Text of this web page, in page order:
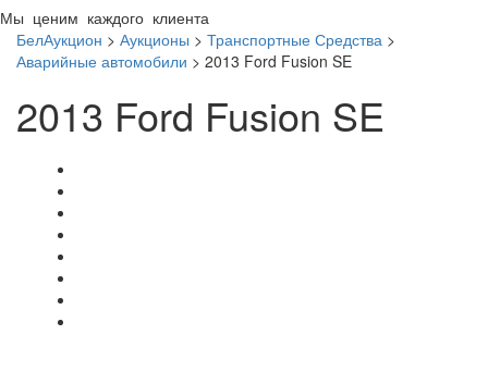
Мы ценим каждого клиента
БелАукцион > Аукционы > Транспортные Средства >
Аварийные автомобили > 2013 Ford Fusion SE
2013 Ford Fusion SE